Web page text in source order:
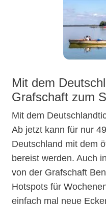
Mit dem
Grafschaft zum
Mit dem
Ab jetzt kann für nur
Deutschland mit dem
bereist werden. Auch
von der Grafschaft
Hotspots für
einfach mal neue